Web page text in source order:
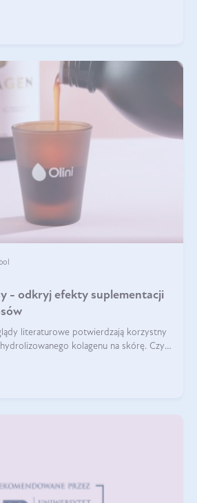
- odkryj efekty suplementacji
literaturowe potwierdzają korzystny
kolagenu na skórę. Czy